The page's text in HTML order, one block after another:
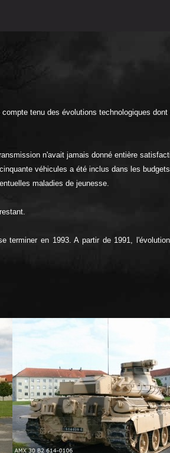
tenu des évolutions technologiques
n'avait jamais donné entière
véhicules a été inclus dans les
maladies de jeunesse.
en 1993. A partir de 1991,